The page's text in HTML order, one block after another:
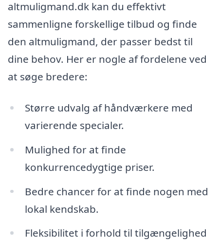
altmuligmand.dk kan du effektivt
sammenligne forskellige tilbud og finde
den altmuligmand, der passer bedst til
dine behov. Her er nogle af fordelene ved
at søge bredere:
Større udvalg af håndværkere med
varierende specialer.
Mulighed for at finde
konkurrencedygtige priser.
Bedre chancer for at finde nogen med
lokal kendskab.
Fleksibilitet i forhold til tilgængelighed